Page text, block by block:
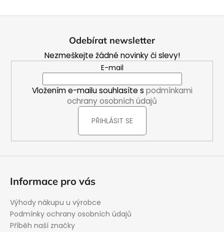
s
Odebírat newsletter
Nezmeškejte žádné novinky či slevy!
E-mail
Vložením e-mailu souhlasíte s podmínkami
ochrany osobních údajů
PŘIHLÁSIT SE
Informace pro vás
Výhody nákupu u výrobce
Podmínky ochrany osobních údajů
Příběh naší značky